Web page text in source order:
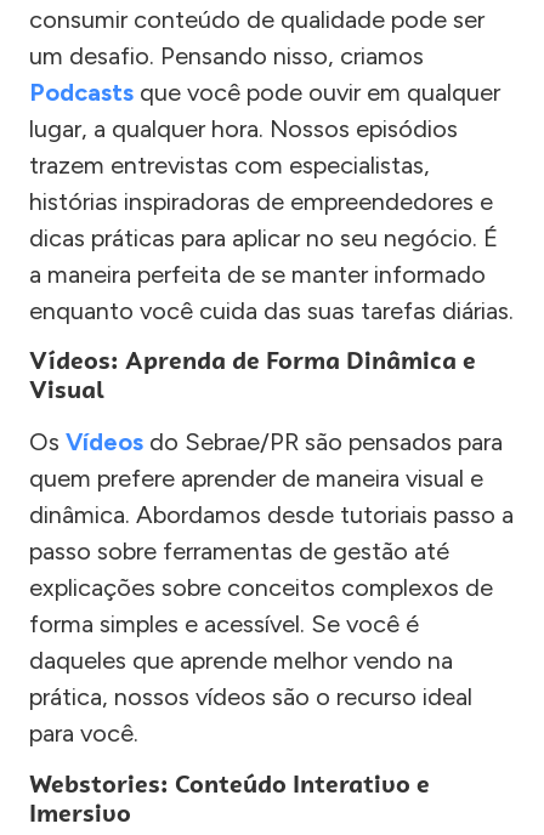
consumir conteúdo de qualidade pode ser
um desafio. Pensando nisso, criamos
Podcasts que você pode ouvir em qualquer
lugar, a qualquer hora. Nossos episódios
trazem entrevistas com especialistas,
histórias inspiradoras de empreendedores e
dicas práticas para aplicar no seu negócio. É
a maneira perfeita de se manter informado
enquanto você cuida das suas tarefas diárias.
Vídeos: Aprenda de Forma Dinâmica e
Visual
Os Vídeos do Sebrae/PR são pensados para
quem prefere aprender de maneira visual e
dinâmica. Abordamos desde tutoriais passo a
passo sobre ferramentas de gestão até
explicações sobre conceitos complexos de
forma simples e acessível. Se você é
daqueles que aprende melhor vendo na
prática, nossos vídeos são o recurso ideal
para você.
Webstories: Conteúdo Interativo e
Imersivo